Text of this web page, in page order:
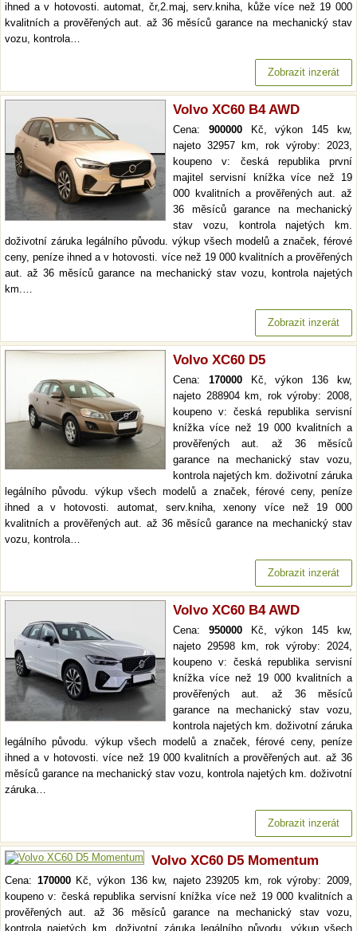
ihned a v hotovosti. automat, čr,2.maj, serv.kniha, kůže více než 19 000
kvalitních a prověřených aut. až 36 měsíců garance na mechanický stav
vozu, kontrola…
Zobrazit inzerát
Volvo XC60 B4 AWD
Cena: 900000Kč, výkon 145 kw,
najeto 32957 km, rok výroby: 2023,
koupeno v: česká republika první
majitel servisní knížka více než 19
000 kvalitních a prověřených aut. až
36 měsíců garance na mechanický
stav vozu, kontrola najetých km.
doživotní záruka legálního původu. výkup všech modelů a značek, férové
ceny, peníze ihned a v hotovosti. více než 19 000 kvalitních a prověřených
aut. až 36 měsíců garance na mechanický stav vozu, kontrola najetých
km.…
Zobrazit inzerát
Volvo XC60 D5
Cena: 170000Kč, výkon 136 kw,
najeto 288904 km, rok výroby: 2008,
koupeno v: česká republika servisní
knížka více než 19 000 kvalitních a
prověřených aut. až 36 měsíců
garance na mechanický stav vozu,
kontrola najetých km. doživotní záruka
legálního původu. výkup všech modelů a značek, férové ceny, peníze
ihned a v hotovosti. automat, serv.kniha, xenony více než 19 000
kvalitních a prověřených aut. až 36 měsíců garance na mechanický stav
vozu, kontrola…
Zobrazit inzerát
Volvo XC60 B4 AWD
Cena: 950000Kč, výkon 145 kw,
najeto 29598 km, rok výroby: 2024,
koupeno v: česká republika servisní
knížka více než 19 000 kvalitních a
prověřených aut. až 36 měsíců
garance na mechanický stav vozu,
kontrola najetých km. doživotní záruka
legálního původu. výkup všech modelů a značek, férové ceny, peníze
ihned a v hotovosti. více než 19 000 kvalitních a prověřených aut. až 36
měsíců garance na mechanický stav vozu, kontrola najetých km. doživotní
záruka…
Zobrazit inzerát
Volvo XC60 D5 Momentum
Cena: 170000Kč, výkon 136 kw, najeto 239205 km, rok výroby: 2009,
koupeno v: česká republika servisní knížka více než 19 000 kvalitních a
prověřených aut. až 36 měsíců garance na mechanický stav vozu,
kontrola najetých km. doživotní záruka legálního původu. výkup všech